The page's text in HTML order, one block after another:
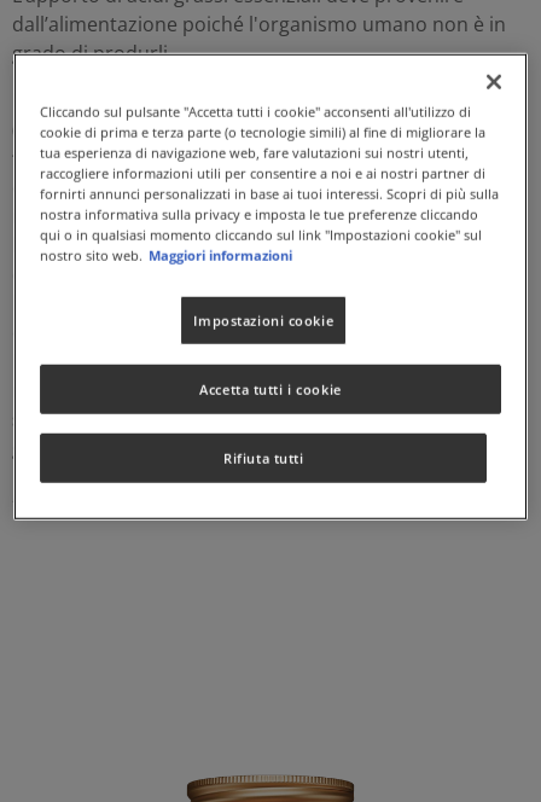
dall’alimentazione poiché l'organismo umano non è in
grado di produrli.
LINOIL è un integratore a base di olio di semi di lino
(
Linum usitatissimumL.), ottenuto perspremitura a
freddo, che contiene naturalmente acidi grassi
essenziali omega-3 e omega-6. L’olio di semi di lino è
inoltre una ricca sorgente naturale di acido alfa-
linolenico (ALA), un acido grasso polinsaturo essenziale
funzionalità delle membrane cellulari
e interviene favorevolmente nelmetabolismo dei lipidi
L’ALA (acido alfa-linolenico) contribuisce al
livelli normali di colesterolo nel
sangue. Tale effetto benefico si ottiene con l’assunzione
giornaliera di almeno 2 g di ALA (4 perle softgels).
Cliccando sul pulsante "Accetta tutti i cookie" acconsenti all'utilizzo di
cookie di prima e terza parte (o tecnologie simili) al fine di migliorare la
tua esperienza di navigazione web, fare valutazioni sui nostri utenti,
raccogliere informazioni utili per consentire a noi e ai nostri partner di
fornirti annunci personalizzati in base ai tuoi interessi. Scopri di più sulla
nostra informativa sulla privacy e imposta le tue preferenze cliccando
qui o in qualsiasi momento cliccando sul link "Impostazioni cookie" sul
nostro sito web. Maggiori informazioni
Impostazioni cookie
Rifiuta tutti
Accetta tutti i cookie